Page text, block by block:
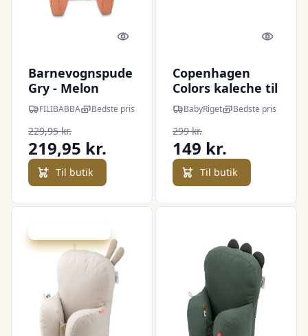
Quick look
Barnevognspude
Gry - Melon
FILIBABBA Bedste pris
229,95 kr.
219,95 kr.
Til butik
Quick
Copenhagen
Colors kaleche til
babylift -
Black/Cream
Solid Stripe
BabyRiget Bedste pris
299 kr.
149 kr.
Til butik